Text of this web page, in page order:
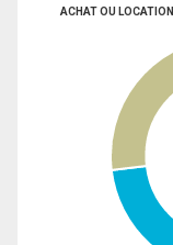
ACHAT OU LOCATION